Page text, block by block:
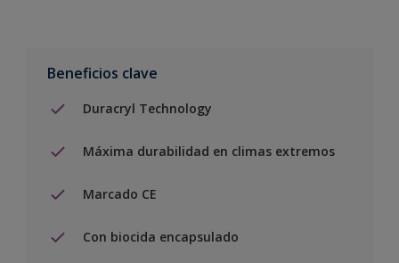
Beneficios clave
Duracryl Technology
Máxima durabilidad en climas extremos
Marcado CE
Con biocida encapsulado